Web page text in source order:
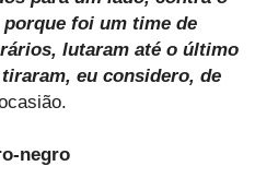
foi um time de
lutaram até o último
eu considero, de
negro